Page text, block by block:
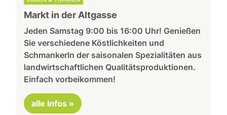
Markt in der Altgasse
Jeden Samstag 9:00 bis 16:00 Uhr! Genießen
Sie verschiedene Köstlichkeiten und
Schmankerln der saisonalen Spezialitäten aus
landwirtschaftlichen Qualitätsproduktionen.
Einfach vorbeikommen!
alle Infos »